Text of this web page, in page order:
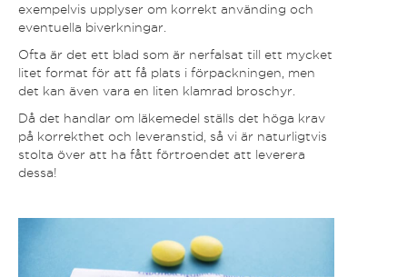
exempelvis upplyser om korrekt använding och
eventuella biverkningar.
Ofta är det ett blad som är nerfalsat till ett mycket
litet format för att få plats i förpackningen, men
det kan även vara en liten klamrad broschyr.
Då det handlar om läkemedel ställs det höga krav
på korrekthet och leveranstid, så vi är naturligtvis
stolta över att ha fått förtroendet att leverera
dessa!